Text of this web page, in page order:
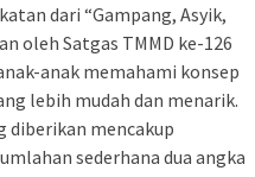
dari “Gampang, Asyik,
oleh Satgas TMMD ke-126
anak memahami konsep
lebih mudah dan menarik.
diberikan mencakup
sederhana dua angka